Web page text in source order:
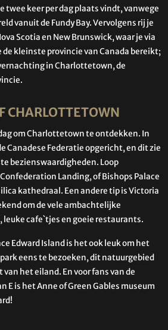
twee keer per dag plaats vindt, vanwege
vanuit de Fundy Bay. Vervolgens rij je
Scotia en New Brunswick, waar je via
kleinste provincie van Canada bereikt;
in Charlottetown, de
CHARLOTTETOWN
om Charlottetown te ontdekken. In
Canadese Federatie opgericht, en dit zie
bezienswaardigheden. Loop
Landing, of Bishops Palace
kathedraal. Een andere tip is Victoria
om de vele ambachtelijke
cafe`tjes en goeie restaurants.
Edward Island is het ook leuk om het
eens te bezoeken, dit natuurgebied
van het eiland. En voor fans van de
E is het Anne of Green Gables museum